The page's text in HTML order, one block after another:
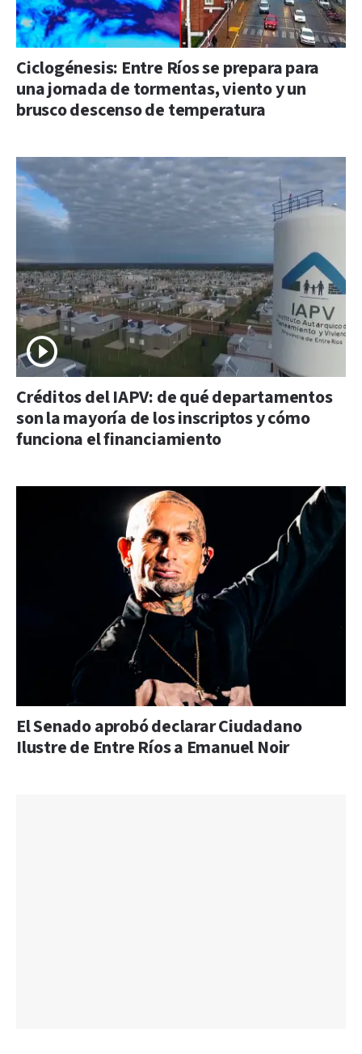
Ciclogénesis: Entre Ríos se prepara para
una jornada de tormentas, viento y un
brusco descenso de temperatura
Créditos del IAPV: de qué departamentos
son la mayoría de los inscriptos y cómo
funciona el financiamiento
El Senado aprobó declarar Ciudadano
Ilustre de Entre Ríos a Emanuel Noir